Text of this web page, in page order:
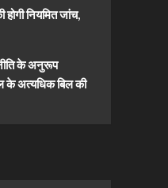
नियमित जांच,
के अनुरूप
के अत्यधिक बिल की